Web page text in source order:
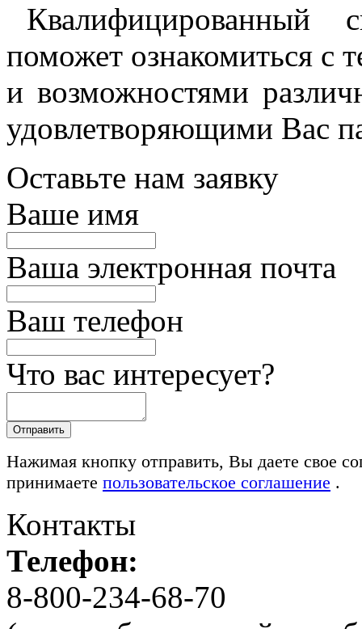
Квалифицированный
поможет ознакомиться с
и возможностями
удовлетворяющими Вас
Оставьте нам заявку
Ваше имя
Ваша электронная почта
Ваш телефон
Что вас интересует?
Нажимая кнопку отправить, Вы даете свое
принимаете пользовательское соглашение .
Контакты
Телефон:
8-800-234-68-70